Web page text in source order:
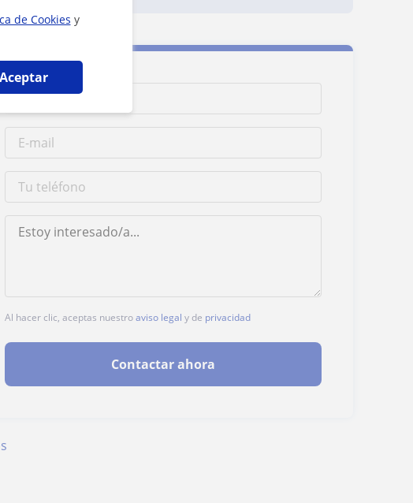
de Cookies y
Aceptar
Al hacer clic, aceptas nuestroaviso legal y de privacidad
Contactar ahora